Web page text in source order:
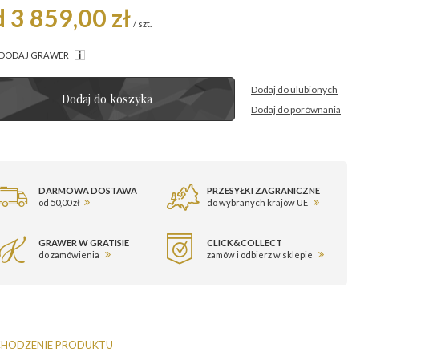
3 859,00 zł / szt.
DODAJ GRAWER
Dodaj do koszyka
Dodaj do ulubionych
Dodaj do porównania
DARMOWA DOSTAWA
od 50,00 zł
PRZESYŁKI ZAGRANICZNE
do wybranych krajów UE
GRAWER W GRATISIE
do zamówienia
CLICK&COLLECT
zamów i odbierz w sklepie
PRODUKTU